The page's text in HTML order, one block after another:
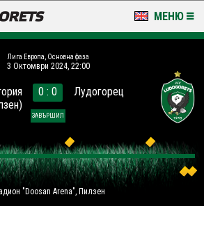
МЕНЮ
Лига Европа, Основна фаза
3 Октомври 2024, 22:00
0 : 0
ЗАВЪРШИЛ
Лудогорец
"Doosan Arena", Пилзен